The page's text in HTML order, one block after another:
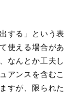
する」という表
使える場合があ
なんとか工夫し
アンスを含むこ
すが、限られた